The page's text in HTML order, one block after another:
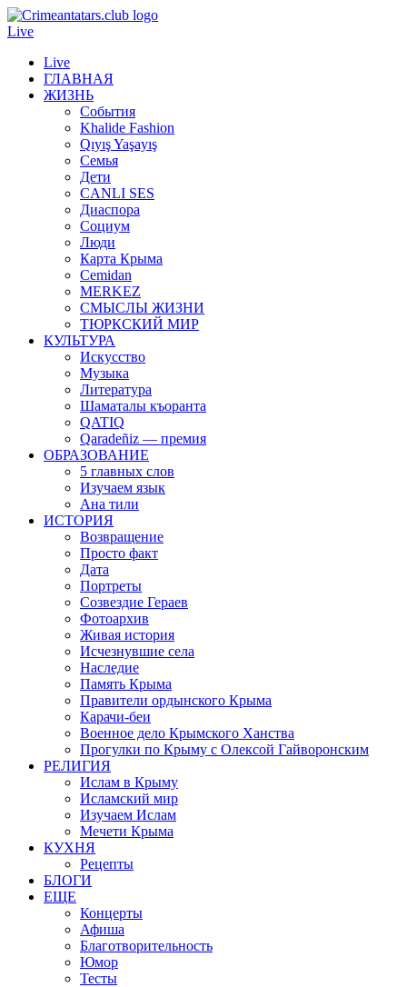
Live
Live
ГЛАВНАЯ
ЖИЗНЬ
События
Khalide Fashion
Qıyış Yaşayış
Семья
Дети
CANLI SES
Диаспора
Социум
Люди
Карта Крыма
Cemidan
МERKEZ
СМЫСЛЫ ЖИЗНИ
ТЮРКСКИЙ МИР
КУЛЬТУРА
Искусство
Музыка
Литература
Шаматалы къоранта
QATIQ
Qaradeñiz — премия
ОБРАЗОВАНИЕ
5 главных слов
Изучаем язык
Ана тили
ИСТОРИЯ
Возвращение
Просто факт
Дата
Портреты
Созвездие Гераев
Фотоархив
Живая история
Исчезнувшие села
Наследие
Память Крыма
Правители ордынского Крыма
Карачи-беи
Военное дело Крымского Ханства
Прогулки по Крыму с Олексой Гайворонским
РЕЛИГИЯ
Ислам в Крыму
Исламский мир
Изучаем Ислам
Мечети Крыма
КУХНЯ
Рецепты
БЛОГИ
ЕЩЕ
Концерты
Афиша
Благотворительность
Юмор
Тесты